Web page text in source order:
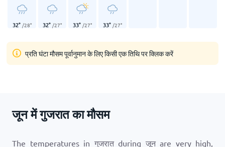
32° /28° 32° /27° 33° /27° 33° /27°
प्रति घंटा मौसम पूर्वानुमान के लिए किसी एक तिथि पर क्लिक करें
जून में गुजरात का मौसम
The temperatures in गुजरात during जून are very high,